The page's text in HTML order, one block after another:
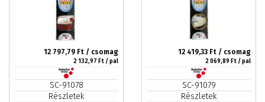
12 797,79 Ft / csomag
2 132,97 Ft / pal
SC-91078
Részletek
12 419,33 Ft / csomag
2 069,89 Ft / pal
SC-91079
Részletek